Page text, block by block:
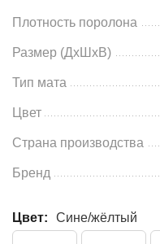
Плотность поролона
Размер (ДхШхВ)
Тип мата
Цвет
Страна производства
Бренд
Цвет: Сине/жёлтый